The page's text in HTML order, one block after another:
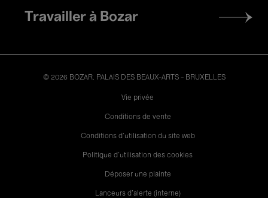
Travailler à Bozar
© 2026 BOZAR. PALAIS DES BEAUX-ARTS - BRUXELLES
Vie privée
Conditions de vente
Conditions d'utilisation du site web
Politique d'utilisation des cookies
Déposer une plainte
Lanceurs d’alerte (interne)